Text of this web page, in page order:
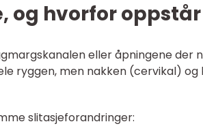
og hvorfor
eller åpningene der
ryggen, men nakken (cervikal)
slitasjeforandringer: